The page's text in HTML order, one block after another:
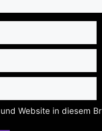
Website in diesem